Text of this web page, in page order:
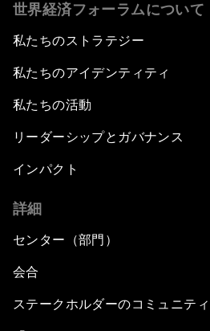
世界経済フォーラムについて
私たちのストラテジー
私たちのアイデンティティ
私たちの活動
リーダーシップとガバナンス
インパクト
詳細
センター（部門）
会合
ステークホルダーのコミュニティ